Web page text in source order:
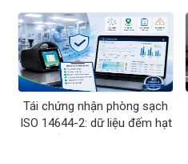
Tái chứng nhận phòng sạch
ISO 14644-2: dữ liệu đếm hạt